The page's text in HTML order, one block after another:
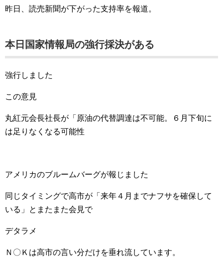
昨日、読売新聞が下がった支持率を報道。
本日国家情報局の強行採決がある
強行しました
この意見
丸紅元会長社長が「原油の代替調達は不可能。６月下旬に
は足りなくなる可能性
アメリカのブルームバーグが報じました
同じタイミングで高市が「来年４月までナフサを確保して
いる」とまたまた会見で
デタラメ
Ｎ〇Ｋは高市の言い分だけを垂れ流しています。